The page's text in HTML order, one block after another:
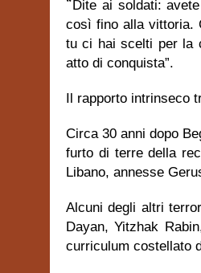
“Dite ai soldati:
così fino alla vittoria.
tu ci hai scelti per la
atto di conquista”.
Il rapporto intrinseco
Circa 30 anni dopo
furto di terre della
Libano, annesse
Alcuni degli altri
Dayan, Yitzhak
curriculum costellato